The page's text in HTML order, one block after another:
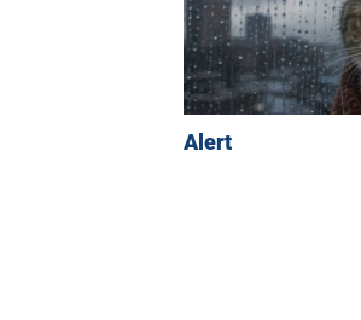
Alert